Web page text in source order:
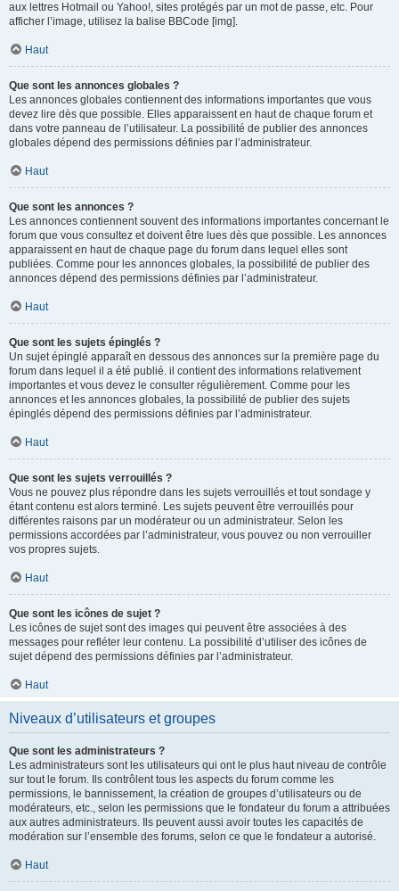
aux lettres Hotmail ou Yahoo!, sites protégés par un mot de passe, etc. Pour
afficher l’image, utilisez la balise BBCode [img].
Haut
Que sont les annonces globales ?
Les annonces globales contiennent des informations importantes que vous
devez lire dès que possible. Elles apparaissent en haut de chaque forum et
dans votre panneau de l’utilisateur. La possibilité de publier des annonces
globales dépend des permissions définies par l’administrateur.
Haut
Que sont les annonces ?
Les annonces contiennent souvent des informations importantes concernant le
forum que vous consultez et doivent être lues dès que possible. Les annonces
apparaissent en haut de chaque page du forum dans lequel elles sont
publiées. Comme pour les annonces globales, la possibilité de publier des
annonces dépend des permissions définies par l’administrateur.
Haut
Que sont les sujets épinglés ?
Un sujet épinglé apparaît en dessous des annonces sur la première page du
forum dans lequel il a été publié. il contient des informations relativement
importantes et vous devez le consulter régulièrement. Comme pour les
annonces et les annonces globales, la possibilité de publier des sujets
épinglés dépend des permissions définies par l’administrateur.
Haut
Que sont les sujets verrouillés ?
Vous ne pouvez plus répondre dans les sujets verrouillés et tout sondage y
étant contenu est alors terminé. Les sujets peuvent être verrouillés pour
différentes raisons par un modérateur ou un administrateur. Selon les
permissions accordées par l’administrateur, vous pouvez ou non verrouiller
vos propres sujets.
Haut
Que sont les icônes de sujet ?
Les icônes de sujet sont des images qui peuvent être associées à des
messages pour refléter leur contenu. La possibilité d’utiliser des icônes de
sujet dépend des permissions définies par l’administrateur.
Haut
Niveaux d’utilisateurs et groupes
Que sont les administrateurs ?
Les administrateurs sont les utilisateurs qui ont le plus haut niveau de contrôle
sur tout le forum. Ils contrôlent tous les aspects du forum comme les
permissions, le bannissement, la création de groupes d’utilisateurs ou de
modérateurs, etc., selon les permissions que le fondateur du forum a attribuées
aux autres administrateurs. Ils peuvent aussi avoir toutes les capacités de
modération sur l’ensemble des forums, selon ce que le fondateur a autorisé.
Haut